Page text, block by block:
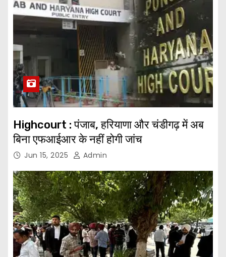
Highcourt : पंजाब, हरियाणा और चंडीगढ़ में अब
बिना एफआईआर के नहीं होगी जांच
Jun 15, 2025 Admin